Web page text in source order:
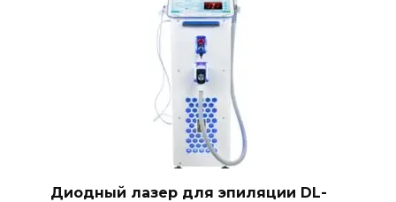
Диодный лазер для эпиляции DL-